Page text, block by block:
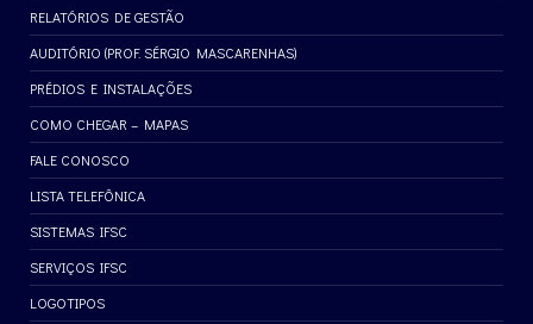
RELATÓRIOS DE GESTÃO
AUDITÓRIO (PROF. SÉRGIO MASCARENHAS)
PRÉDIOS E INSTALAÇÕES
COMO CHEGAR – MAPAS
FALE CONOSCO
LISTA TELEFÔNICA
SISTEMAS IFSC
SERVIÇOS IFSC
LOGOTIPOS